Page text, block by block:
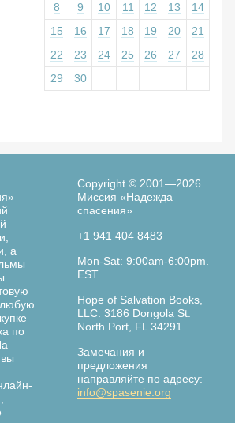
8
9 10 11 12 13
14
15
16 17 18 19 20
21
22
23 24 25 26 27
28
29
30
а
любую
по
Copyright © 2001—2026
Миссия «Надежда
спасения»
+1 941 404 8483
Mon-Sat: 9:00am-6:00pm.
EST
Hope of Salvation Books,
LLC. 3186 Dongola St.
North Port, FL 34291
Замечания и
предложения
направляйте по адресу:
info@spasenie.org